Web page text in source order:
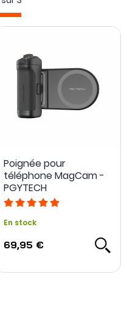
avec une
branchement classique.
liées au smartphone, à
à l’accessoire
MagCam pour
la tenue du téléphone
Le smartphone reste
Poignée pour
téléphone MagCam -
PGYTECH
En stock
69,95 €